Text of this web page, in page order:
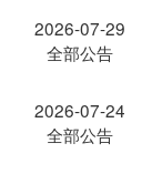
2026-07-29
全部公告
2026-07-24
全部公告